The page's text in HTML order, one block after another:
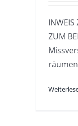
INWEIS
ZUM